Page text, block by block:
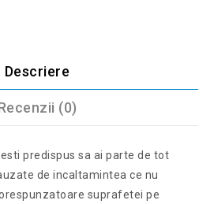
Descriere
(0)
predispus sa ai parte de tot
de incaltamintea ce nu
suprafetei pe